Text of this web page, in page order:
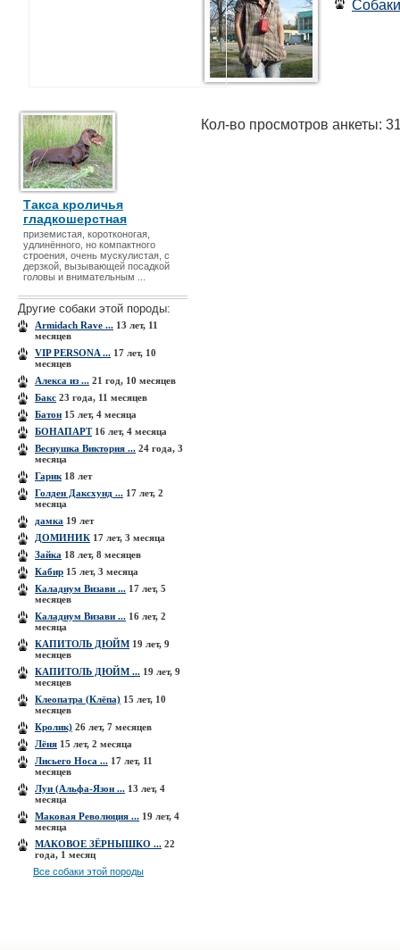
Такса кроличья
гладкошерстная
приземистая, коротконогая,
удлинённого, но компактного
строения, очень мускулистая, с
дерзкой, вызывающей посадкой
головы и внимательным ...
Другие собаки этой породы:
Armidach Rave ... 13 лет, 11
месяцев
VIP PERSONA ... 17 лет, 10
месяцев
Алекса из ... 21 год, 10 месяцев
Бакс 23 года, 11 месяцев
Батон 15 лет, 4 месяца
БОНАПАРТ16 лет, 4 месяца
Веснушка Виктория ... 24 года, 3
месяца
Гарик 18 лет
Голден Даксхунд ... 17 лет, 2
месяца
дамка 19 лет
ДОМИНИК 17 лет, 3 месяца
Зайка 18 лет, 8 месяцев
Кабир 15 лет, 3 месяца
Каладиум Визави ... 17 лет, 5
месяцев
Каладиум Визави ... 16 лет, 2
месяца
КАПИТОЛЬ ДЮЙМ 19 лет, 9
месяцев
КАПИТОЛЬ ДЮЙМ ... 19 лет, 9
месяцев
Клеопатра (Клёпа) 15 лет, 10
месяцев
Кролик) 26 лет, 7 месяцев
Лёня 15 лет, 2 месяца
Лисьего Носа ... 17 лет, 11
месяцев
Луи (Альфа-Язон ... 13 лет, 4
месяца
Маковая Революция ... 19 лет, 4
месяца
МАКОВОЕ ЗЁРНЫШКО ... 22
года, 1 месяц
Все собаки этой породы
Собаки
Кол-во просмотров анкеты: